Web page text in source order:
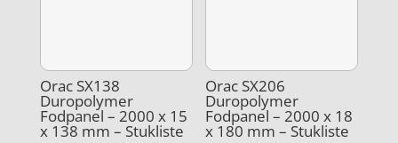
Orac SX138
Duropolymer
Fodpanel – 2000 x 15
x 138 mm – Stukliste
Orac SX206
Duropolymer
Fodpanel – 2000 x 18
x 180 mm – Stukliste